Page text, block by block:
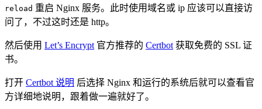
reload 重启 Nginx 服务。此时使用域名或 ip 应该可以直接访
问了，不过这时还是 http。
然后使用 Let’s Encrypt 官方推荐的 Certbot 获取免费的 SSL 证
书。
打开 Certbot 说明 后选择 Nginx 和运行的系统后就可以查看官
方详细地说明，跟着做一遍就好了。